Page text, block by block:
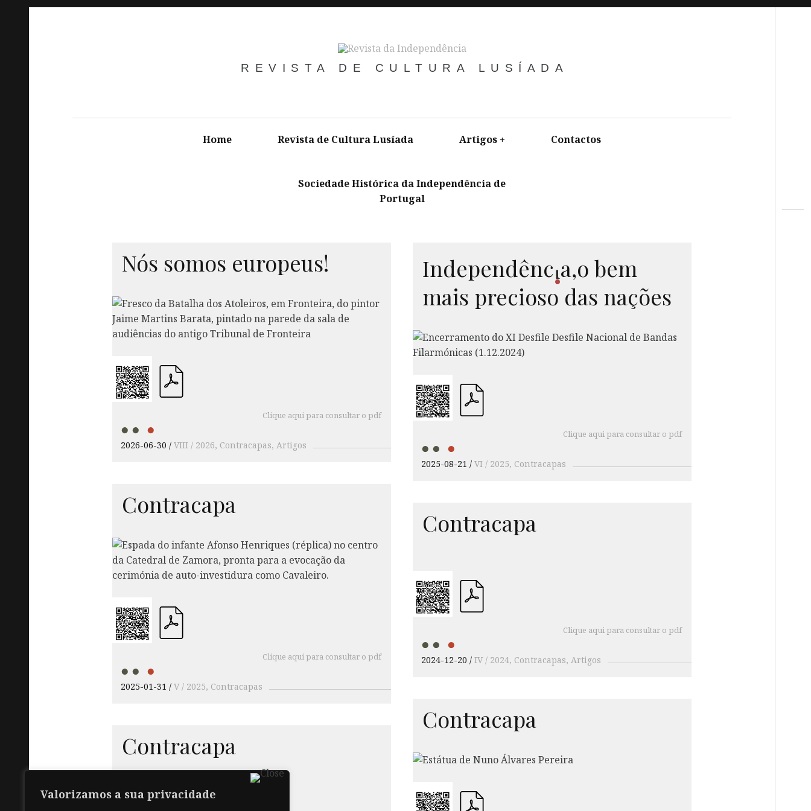
Valorizamos a sua privacidade
REVISTA DE CULTURA LUSÍADA
Home Revista de Cultura Lusíada Artigos + Contactos
Sociedade Histórica da Independência de
Portugal
Nós somos europeus!
Clique aqui para consultar o pdf
2026-06-30 VIII / 2026 Contracapas Artigos
Independência,o bem
mais precioso das nações
Clique aqui para consultar o pdf
2025-08-21 VI / 2025 Contracapas
Contracapa
Clique aqui para consultar o pdf
2025-01-31 V / 2025 Contracapas
Contracapa
Clique aqui para consultar o pdf
2024-12-20 IV / 2024 Contracapas Artigos
Contracapa
Contracapa